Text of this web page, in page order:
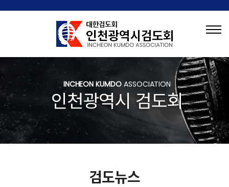
INCHEON KUMDOASSOCIATION
인천광역시 검도회
검도뉴스